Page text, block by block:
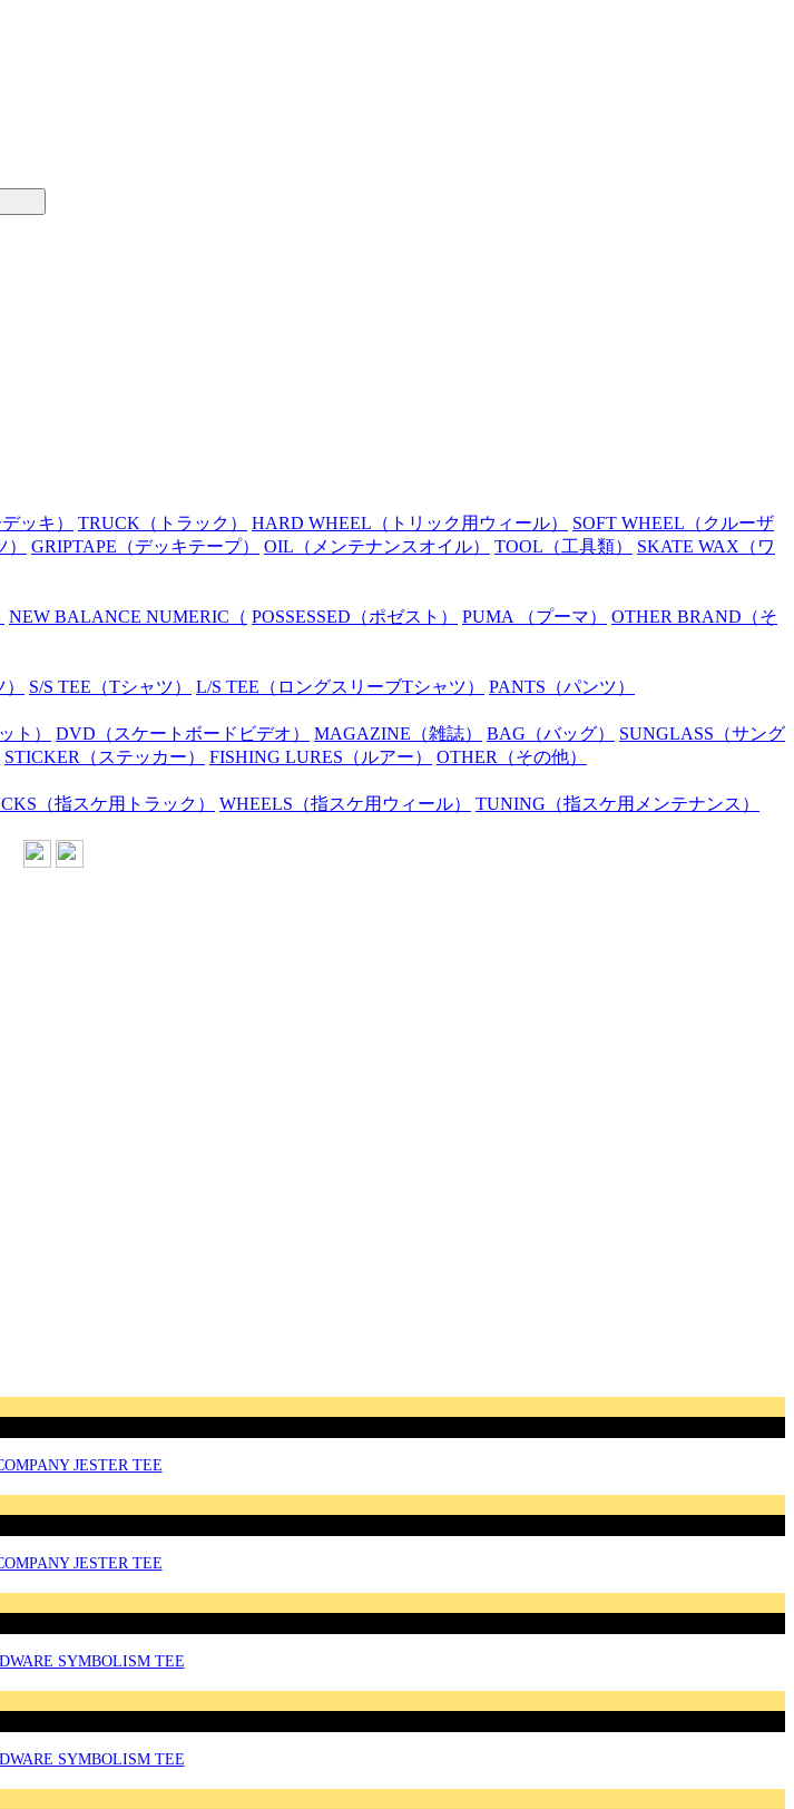
ッキ） TRUCK （トラック） HARD WHEEL （トリック用ウィール） SOFT WHEEL （クルーザ
） GRIPTAPE （デッキテープ） OIL （メンテナンスオイル） TOOL （工具類） SKATE WAX （ワ
NEW BALANCE NUMERIC （ POSSESSED （ポゼスト） PUMA （プーマ） OTHER BRAND （そ
S/S TEE （Tシャツ） L/S TEE （ロングスリーブTシャツ） PANTS （パンツ）
ト） DVD （スケートボードビデオ） MAGAZINE （雑誌） BAG （バッグ） SUNGLASS （サング
STICKER （ステッカー） FISHING LURES （ルアー） OTHER （その他）
（指スケ用トラック） WHEELS （指スケ用ウィール） TUNING （指スケ用メンテナンス）
JESTER TEE
JESTER TEE
SYMBOLISM TEE
SYMBOLISM TEE